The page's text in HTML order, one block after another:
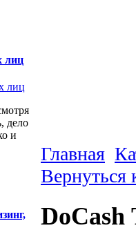
лиц
дело
и
Главная
Вернуться
DoCash